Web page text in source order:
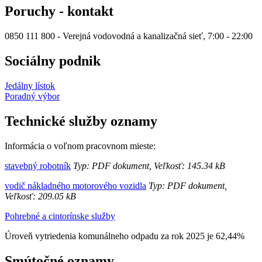
Poruchy - kontakt
0850 111 800 - Verejná vodovodná a kanalizačná sieť, 7:00 - 22:00
Sociálny podnik
Jedálny lístok
Poradný výbor
Technické služby oznamy
Informácia o voľnom pracovnom mieste:
stavebný robotník Typ: PDF dokument, Veľkosť: 145.34 kB
vodič nákladného motorového vozidla Typ: PDF dokument,
Veľkosť: 209.05 kB
Pohrebné a cintorínske služby
Úroveň vytriedenia komunálneho odpadu za rok 2025 je 62,44%